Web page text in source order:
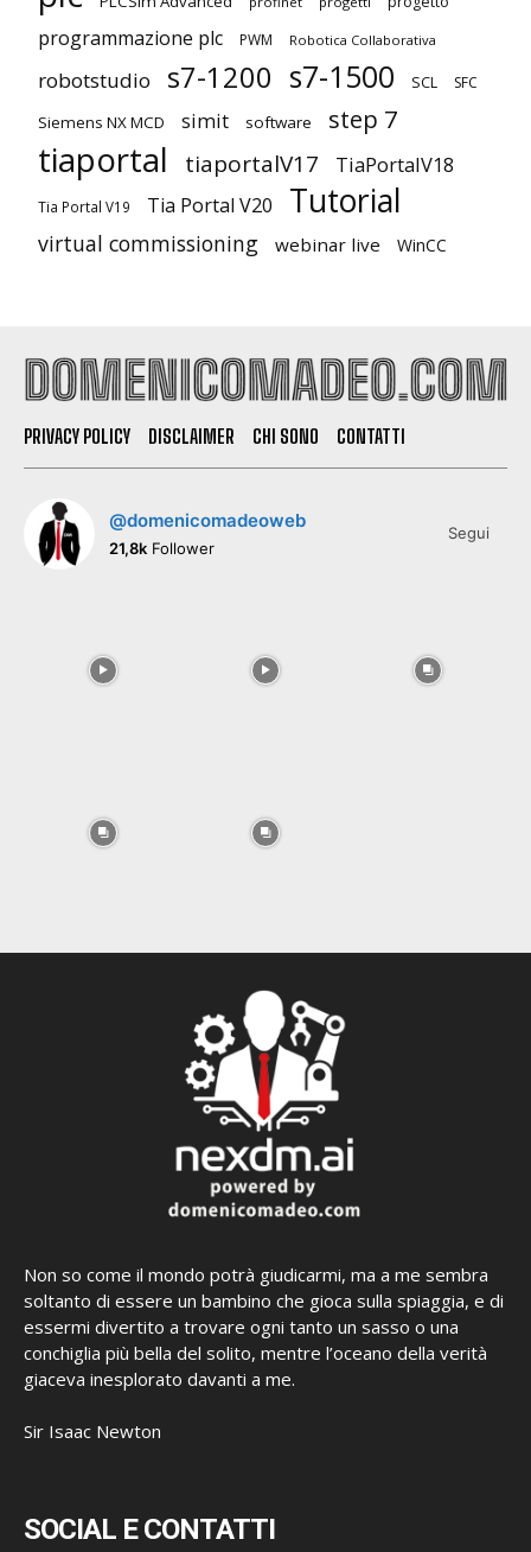
programmazione plc PWM Robotica Collaborativa
robotstudio s7-1200 s7-1500 SCL SFC
Siemens NX MCD simit software step 7
tiaportal tiaportalV17 TiaPortalV18
Tia Portal V19 Tia Portal V20 Tutorial
virtual commissioning webinar live WinCC
PRIVACY POLICY DISCLAIMER CHI SONO CONTATTI
@domenicomadeoweb
21,8k Follower
Segui
Non so come il mondo potrà giudicarmi, ma a me sembra
soltanto di essere un bambino che gioca sulla spiaggia, e di
essermi divertito a trovare ogni tanto un sasso o una
conchiglia più bella del solito, mentre l’oceano della verità
giaceva inesplorato davanti a me.
Sir Isaac Newton
SOCIAL E CONTATTI